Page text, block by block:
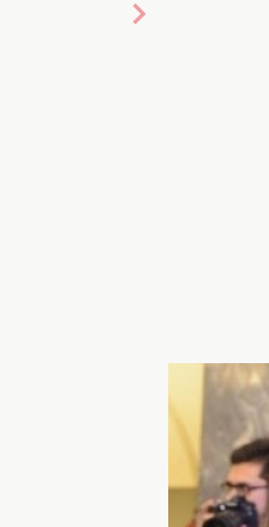
Ксении Собчак скоро
,
жизнь. Так, вчера
Александра Терехова